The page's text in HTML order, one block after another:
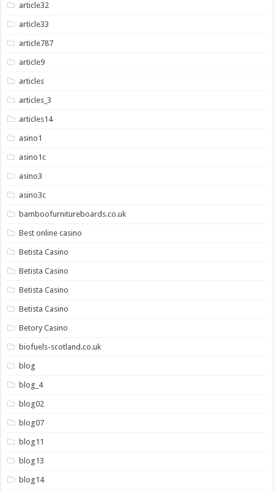
article32
article33
article787
article9
articles
articles_3
articles14
asino1
asino1c
asino3
asino3c
bamboofurnitureboards.co.uk
Best online casino
Betista Casino
Betista Casino
Betista Casino
Betista Casino
Betory Casino
biofuels-scotland.co.uk
blog
blog_4
blog02
blog07
blog11
blog13
blog14